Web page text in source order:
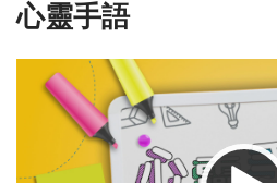
心靈手語
Video
Player